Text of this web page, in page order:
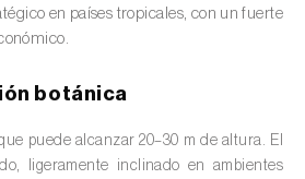
Mentha, Ocimum,
Laurus, Majorana,
avellana L. )
en países tropicales, con un fuerte
botánica
puede alcanzar 20–30 m de altura. El
ligeramente inclinado en ambientes